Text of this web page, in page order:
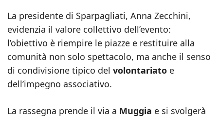
La presidente di Sparpagliati, Anna Zecchini,
evidenzia il valore collettivo dell’evento:
l’obiettivo è riempire le piazze e restituire alla
comunità non solo spettacolo, ma anche il senso
di condivisione tipico del volontariato e
dell’impegno associativo.
La rassegna prende il via a Muggia e si svolgerà